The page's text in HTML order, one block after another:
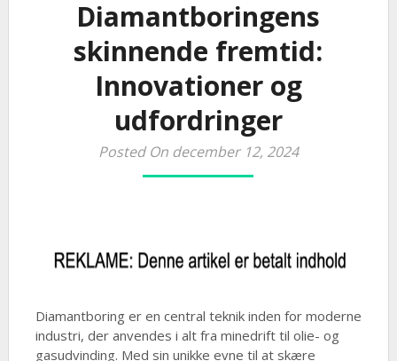
Diamantboringens
skinnende fremtid:
Innovationer og
udfordringer
Posted On december 12, 2024
Diamantboring er en central teknik inden for moderne
industri, der anvendes i alt fra minedrift til olie- og
gasudvinding. Med sin unikke evne til at skære